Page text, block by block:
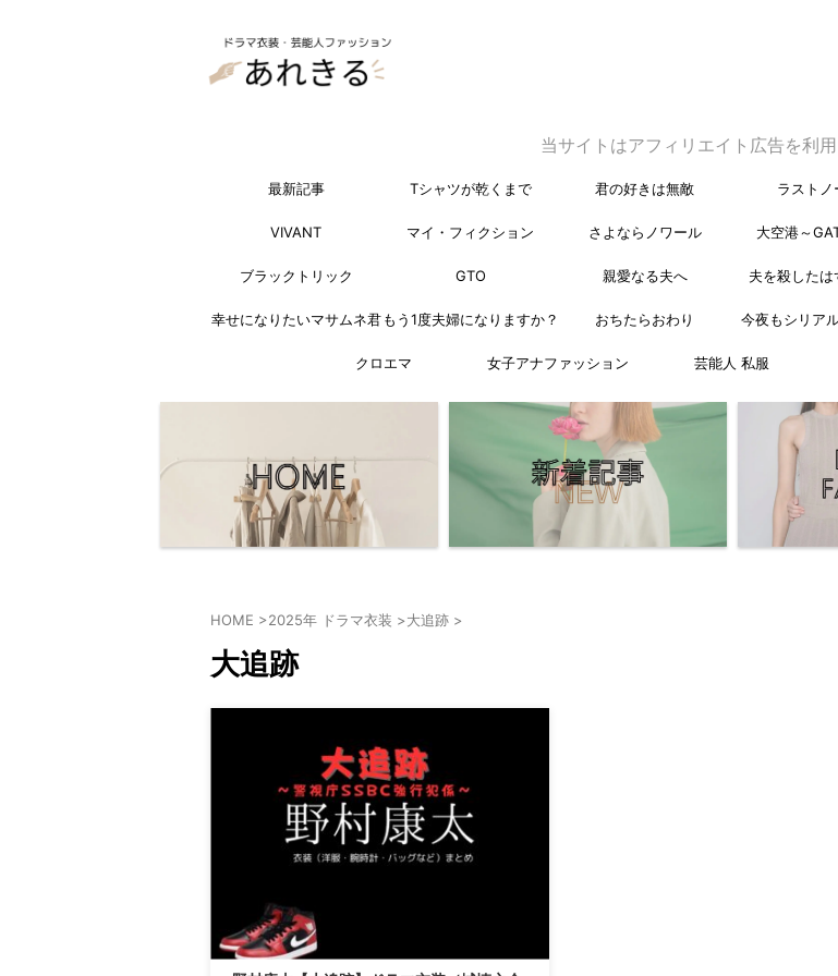
当サイトはアフィリエイト広告を利
最新記事 Tシャツが乾くまで 君の好きは無敵 ラストノ
VIVANT マイ・フィクション さよならノワール 大空港～
ブラックトリック GTO 親愛なる夫へ 夫を殺したは
幸せになりたいマサムネ君 もう1度夫婦になりますか？ おちたらおわり 今夜もシリア
クロエマ 女子アナファッション 芸能人 私服
HOME >2025年 ドラマ衣装 >大追跡 >
大追跡